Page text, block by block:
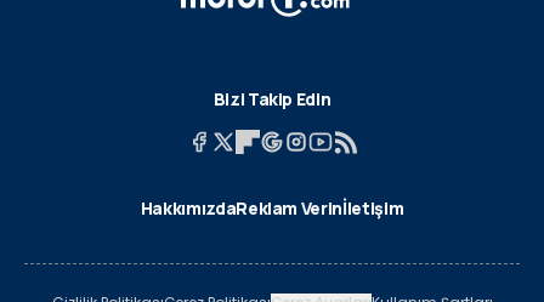
Bizi Takip Edin
HakkımızdaReklam Verinİletişim